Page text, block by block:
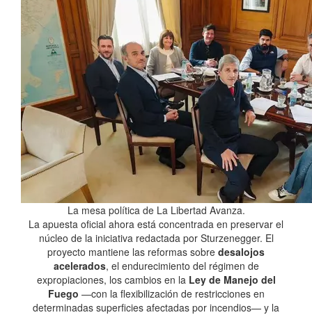
La mesa política de La Libertad Avanza.
La apuesta oficial ahora está concentrada en preservar el
núcleo de la iniciativa redactada por Sturzenegger. El
proyecto mantiene las reformas sobre desalojos
acelerados, el endurecimiento del régimen de
expropiaciones, los cambios en laLey de Manejo del
Fuego —con la flexibilización de restricciones en
determinadas superficies afectadas por incendios— y la